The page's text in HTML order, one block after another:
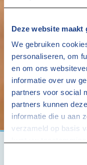
Deze website
We gebruiken
personaliseren, om
en om ons
informatie over uw
partners voor social
partners kunnen
informatie die u aan
verzameld op basis